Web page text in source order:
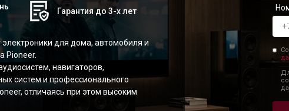
Гарантия до 3-х лет
для дома, автомобиля и
Pioneer.
навигаторов,
систем и профессионального
отличаясь при этом высоким